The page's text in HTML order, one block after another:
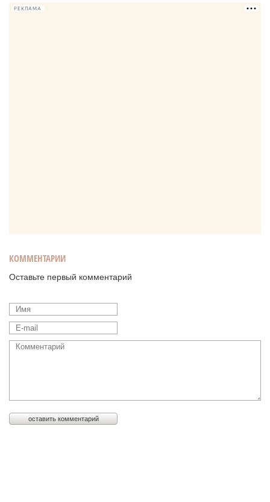
РЕКЛАМА
КОММЕНТАРИИ
Оставьте первый комментарий